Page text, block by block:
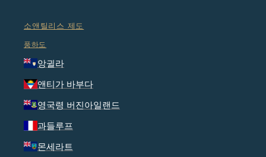
소앤틸리스 제도
풍하도
앙귈라
앤티가 바부다
영국령 버진아일랜드
과들루프
몬세라트